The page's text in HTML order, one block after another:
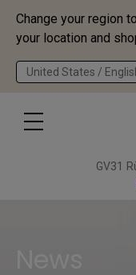
Change your region
your location and
United States /
GV31